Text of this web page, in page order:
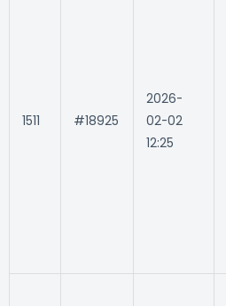
1511 #18925
2026-
02-02
12:25